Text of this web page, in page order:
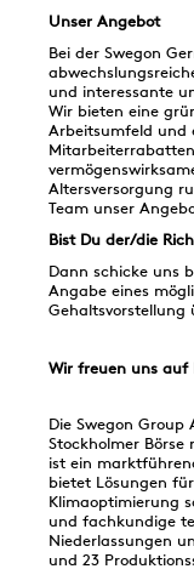
Unser Angebot
Bei der Swegon
und interessante
Wir bieten eine
Arbeitsumfeld und
Altersversorgung
Team unser
Bist Du der/die
Dann schicke uns
Angabe eines
Gehaltsvorstellung
Wir freuen uns auf
Die Swegon Group
Stockholmer
ist ein
bietet Lösungen
Klimaoptimierung
und fachkundige
Niederlassungen
und 23